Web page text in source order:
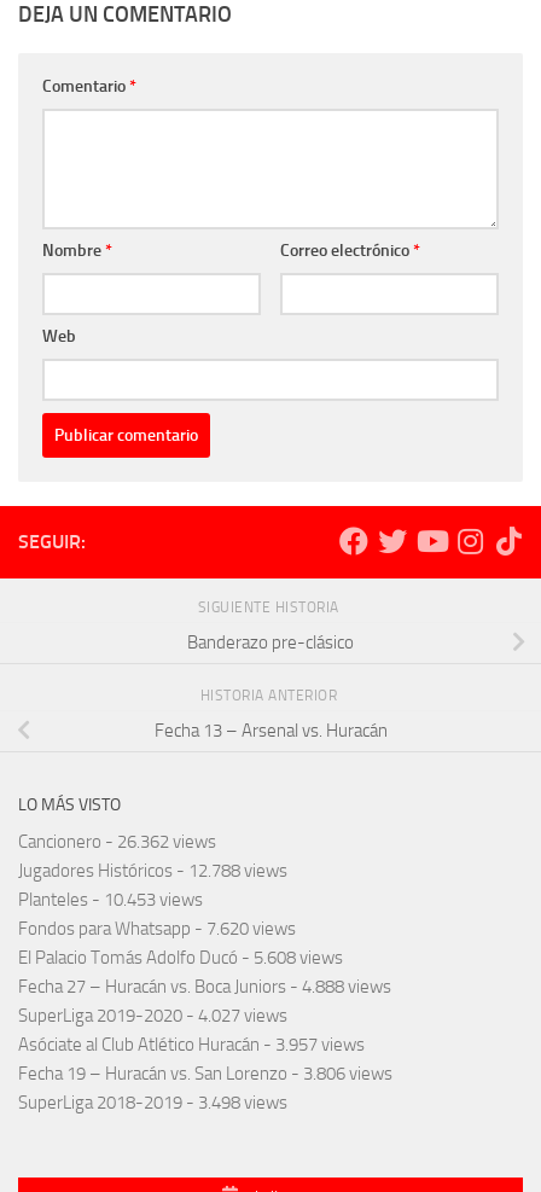
DEJA UN COMENTARIO
Comentario*
Nombre* Correo electrónico*
Web
SEGUIR:
SIGUIENTE HISTORIA
Banderazo pre-clásico
HISTORIA ANTERIOR
Fecha 13 – Arsenal vs. Huracán
LO MÁS VISTO
Cancionero - 26.362 views
Jugadores Históricos - 12.788 views
Planteles - 10.453 views
Fondos para Whatsapp - 7.620 views
El Palacio Tomás Adolfo Ducó - 5.608 views
Fecha 27 – Huracán vs. Boca Juniors - 4.888 views
SuperLiga 2019-2020 - 4.027 views
Asóciate al Club Atlético Huracán - 3.957 views
Fecha 19 – Huracán vs. San Lorenzo - 3.806 views
SuperLiga 2018-2019 - 3.498 views